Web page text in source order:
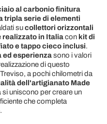
al carbonio finitura
tripla serie di elementi
sucollettori orizzontali
realizzato in Italiaconkit di
e tappo cieco inclusi.
ed esperienzasono i valori
di questo
a pochi chilometri da
dell'artigianato Made
si uniscono per creare un
che completa